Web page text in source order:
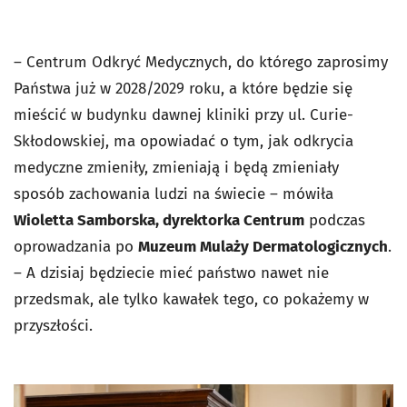
– Centrum Odkryć Medycznych, do którego zaprosimy
Państwa już w 2028/2029 roku, a które będzie się
mieścić w budynku dawnej kliniki przy ul. Curie-
Skłodowskiej, ma opowiadać o tym, jak odkrycia
medyczne zmieniły, zmieniają i będą zmieniały
sposób zachowania ludzi na świecie – mówiła
Wioletta Samborska, dyrektorka Centrum podczas
oprowadzania po Muzeum Mulaży Dermatologicznych.
– A dzisiaj będziecie mieć państwo nawet nie
przedsmak, ale tylko kawałek tego, co pokażemy w
przyszłości.